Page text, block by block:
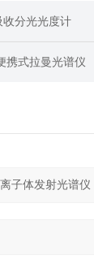
分光光度计
携式拉曼光谱仪